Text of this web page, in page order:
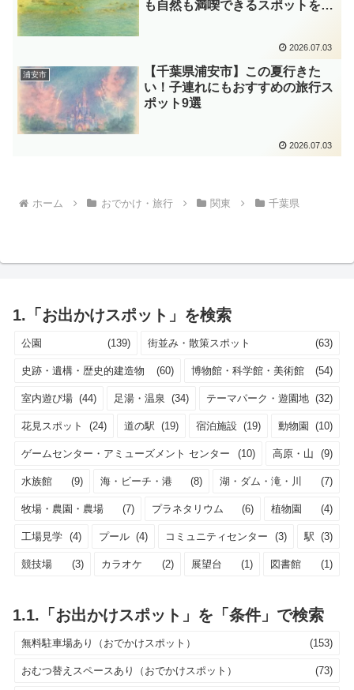
も自然も満喫できるスポットを紹
2026.07.03
浦安市
【千葉県浦安市】この夏行きた
い！子連れにもおすすめの旅行ス
ポット9選
2026.07.03
ホーム おでかけ・旅行 関東 千葉県
1.「お出かけスポット」を検索
公園 (139) 街並み・散策スポット (63)
史跡・遺構・歴史的建造物 (60) 博物館・科学館・美術館 (54)
室内遊び場 (44) 足湯・温泉 (34) テーマパーク・遊園地 (32)
花見スポット (24) 道の駅 (19) 宿泊施設 (19) 動物園 (10)
ゲームセンター・アミューズメント センター (10) 高原・山 (9)
水族館 (9) 海・ビーチ・港 (8) 湖・ダム・滝・川 (7)
牧場・農園・農場 (7) プラネタリウム (6) 植物園 (4)
工場見学 (4) プール (4) コミュニティセンター (3) 駅 (3)
競技場 (3) カラオケ (2) 展望台 (1) 図書館 (1)
1.1.「お出かけスポット」を「条件」で検索
無料駐車場あり（おでかけスポット） (153)
おむつ替えスペースあり（おでかけスポット） (73)